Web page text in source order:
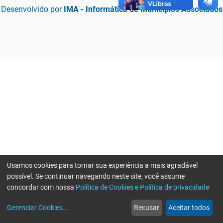
Desenvolvido por IMA - Informática de Municípios Associados
web
Notícias
more_horiz
Mais
Usamos cookies para tornar sua experiência a mais agradável
possível. Se continuar navegando neste site, você assume
concordar com nossa Política de Cookies e Política de privacidade
Gerenciar Cookies... Recusar Aceitar todos
Erro ao enviar informações, por favor tente novamente